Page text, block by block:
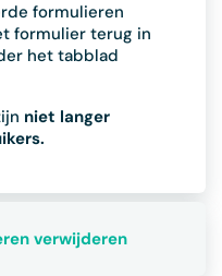
formulieren
formulier terug in
het tabblad
niet langer
verwijderen